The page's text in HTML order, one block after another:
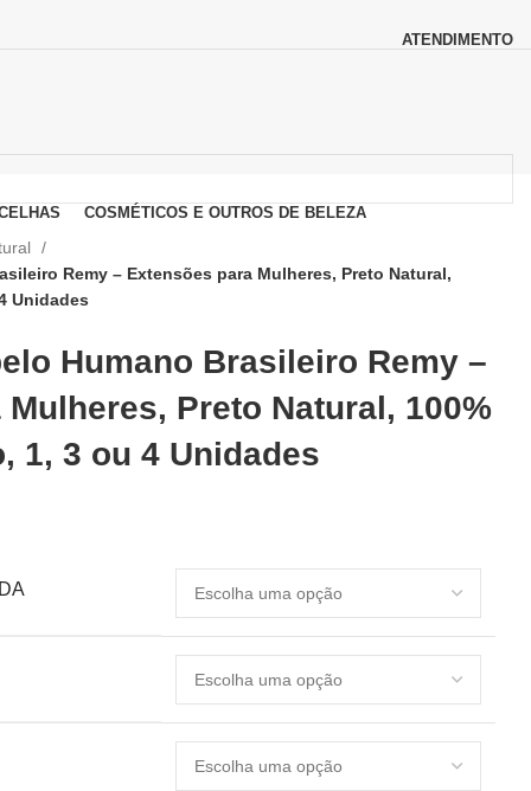
ATENDIMENTO
COSMÉTICOS E OUTROS DE BELEZA
Remy – Extensões para Mulheres, Preto Natural,
Unidades
Humano Brasileiro Remy –
Preto Natural, 100%
1, 3 ou 4 Unidades